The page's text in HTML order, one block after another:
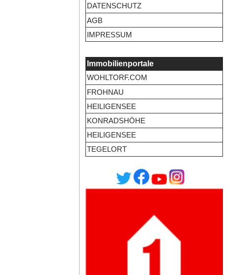
DATENSCHUTZ
AGB
IMPRESSUM
Immobilienportale
WOHLTORF.COM
FROHNAU
HEILIGENSEE
KONRADSHÖHE
HEILIGENSEE
TEGELORT